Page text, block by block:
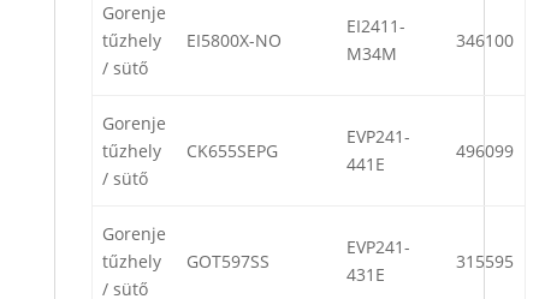
Gorenje
tűzhely
/ sütő
EI5800X-NO
EI2411-
M34M
346100
Gorenje
tűzhely
/ sütő
CK655SEPG
EVP241-
441E
496099
Gorenje
tűzhely
/ sütő
GOT597SS
EVP241-
431E
315595